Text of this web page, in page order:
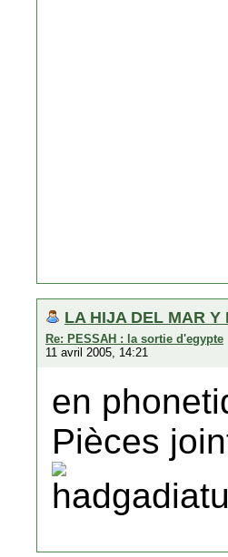
LA HIJA DEL MAR Y
Re: PESSAH : la sortie d'egypte
11 avril 2005, 14:21
en
Pièces